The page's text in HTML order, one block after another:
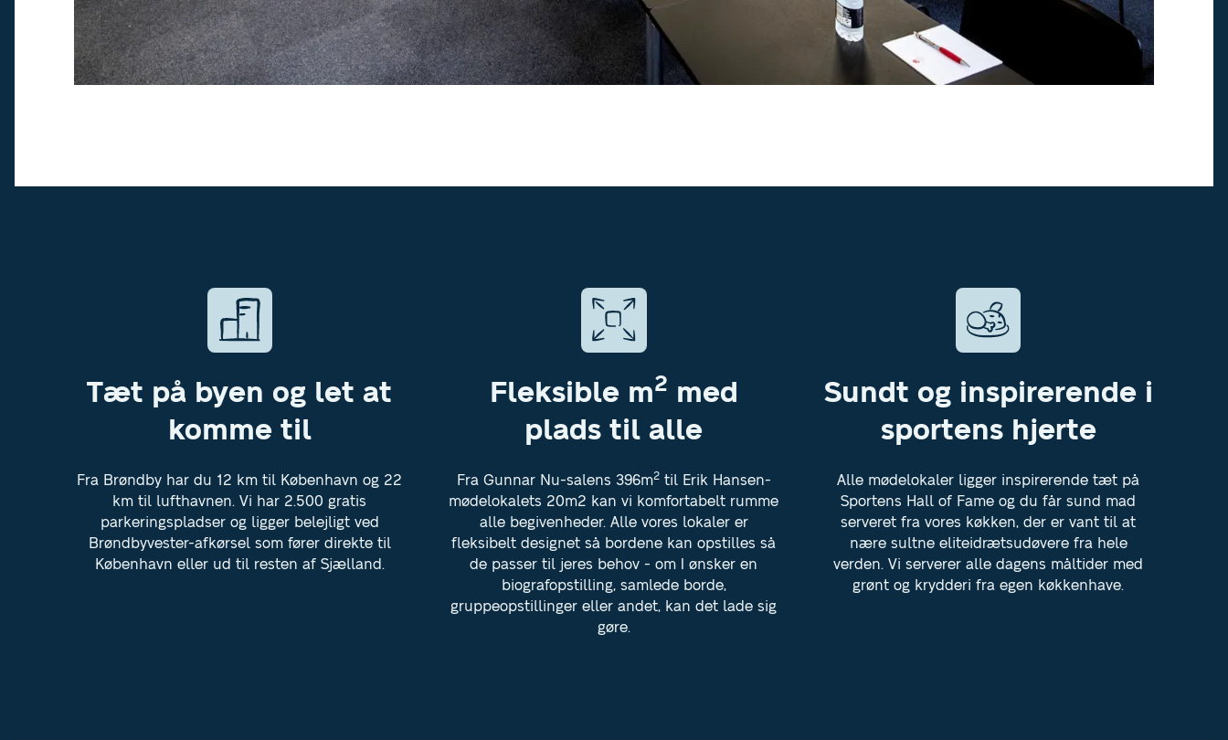
Tæt på byen og let at
komme til
Fra Brøndby har du 12 km til København og 22
km til lufthavnen. Vi har 2.500 gratis
parkeringspladser og ligger belejligt ved
Brøndbyvester-afkørsel som fører direkte til
København eller ud til resten af Sjælland.
Fleksible m2 med
plads til alle
Fra Gunnar Nu-salens 396m2til Erik Hansen-
mødelokalets 20m2 kan vi komfortabelt rumme
alle begivenheder. Alle vores lokaler er
fleksibelt designet så bordene kan opstilles så
de passer til jeres behov - om I ønsker en
biografopstilling, samlede borde,
gruppeopstillinger eller andet, kan det lade sig
gøre.
Sundt og inspirerende i
sportens hjerte
Alle mødelokaler ligger inspirerende tæt på
Sportens Hall of Fame og du får sund mad
serveret fra vores køkken, der er vant til at
nære sultne eliteidrætsudøvere fra hele
verden. Vi serverer alle dagens måltider med
grønt og krydderi fra egen køkkenhave.